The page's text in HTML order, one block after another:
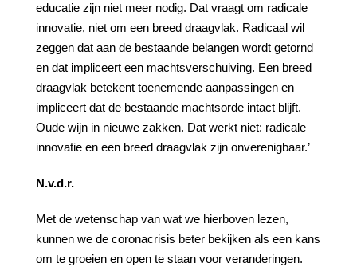
educatie zijn niet meer nodig. Dat vraagt om radicale
innovatie, niet om een breed draagvlak. Radicaal wil
zeggen dat aan de bestaande belangen wordt getornd
en dat impliceert een machtsverschuiving. Een breed
draagvlak betekent toenemende aanpassingen en
impliceert dat de bestaande machtsorde intact blijft.
Oude wijn in nieuwe zakken. Dat werkt niet: radicale
innovatie en een breed draagvlak zijn onverenigbaar.’
N.v.d.r.
Met de wetenschap van wat we hierboven lezen,
kunnen we de coronacrisis beter bekijken als een kans
om te groeien en open te staan voor veranderingen.